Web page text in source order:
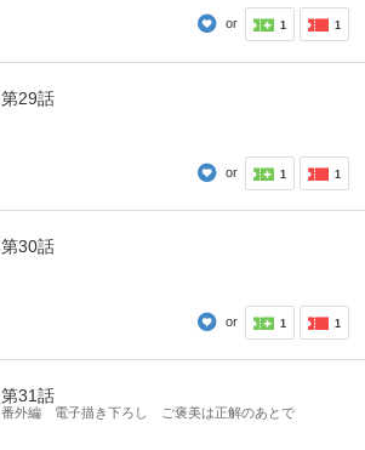
or 1 1
第29話
or 1 1
第30話
or 1 1
第31話
番外編 電子描き下ろし ご褒美は正解のあとで